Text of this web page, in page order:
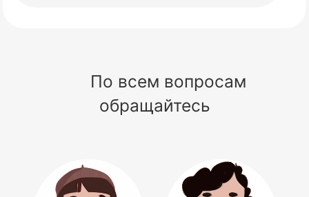
По всем вопросам
обращайтесь